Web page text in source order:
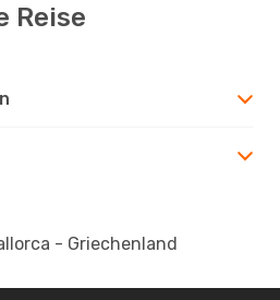
Reise
- Griechenland